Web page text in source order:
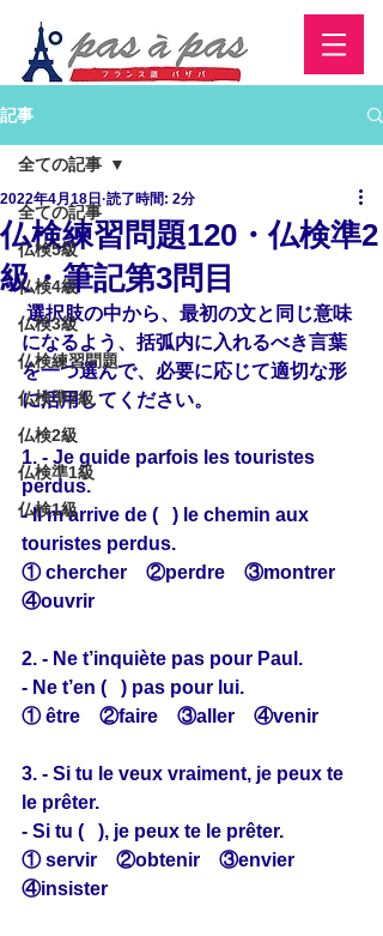
記事
全ての記事
仏検5級
仏検4級
仏検3級
仏検練習問題
仏検準2級
仏検2級
仏検準1級
仏検1級
全ての記事
仏検練習問題120・仏検準2
級・筆記第3問目
2022年4月18日 読了時間: 2分
選択肢の中から、最初の文と同じ意味
になるよう、括弧内に入れるべき言葉
を一つ選んで、必要に応じて適切な形
に活用してください。
1. - Je guide parfois les touristes
perdus.
- Il m’arrive de (   ) le chemin aux
touristes perdus.
① chercher　②perdre　③montrer
④ouvrir
2. - Ne t’inquiète pas pour Paul.
- Ne t’en (   ) pas pour lui.
① être　②faire　③aller　④venir
3. - Si tu le veux vraiment, je peux te
le prêter.
- Si tu (   ), je peux te le prêter.
① servir　②obtenir　③envier
④insister